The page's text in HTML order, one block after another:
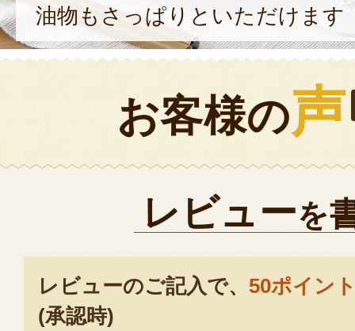
油物もさっぱりといただけます
お客様の声
レビューを
レビューのご記入で、 50ポイン
(承認時)